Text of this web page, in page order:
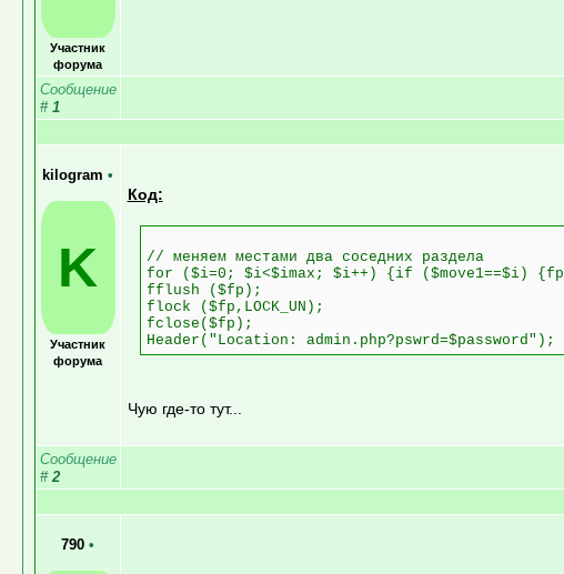
Участник
форума
Сообщение
# 1
kilogram •
K
Участник
форума
Код:
// меняем местами два соседних раздела
for ($i=0; $i<$imax; $i++) {if ($move1==$i)
fflush ($fp);
flock ($fp,LOCK_UN);
fclose($fp);
Header("Location:
Чую где-то тут...
Сообщение
# 2
790 •